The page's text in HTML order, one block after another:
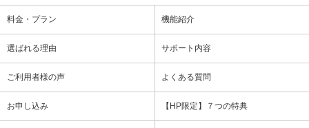
料金・プラン 機能紹介
選ばれる理由 サポート内容
ご利用者様の声 よくある質問
お申し込み 【HP限定】７つの特典